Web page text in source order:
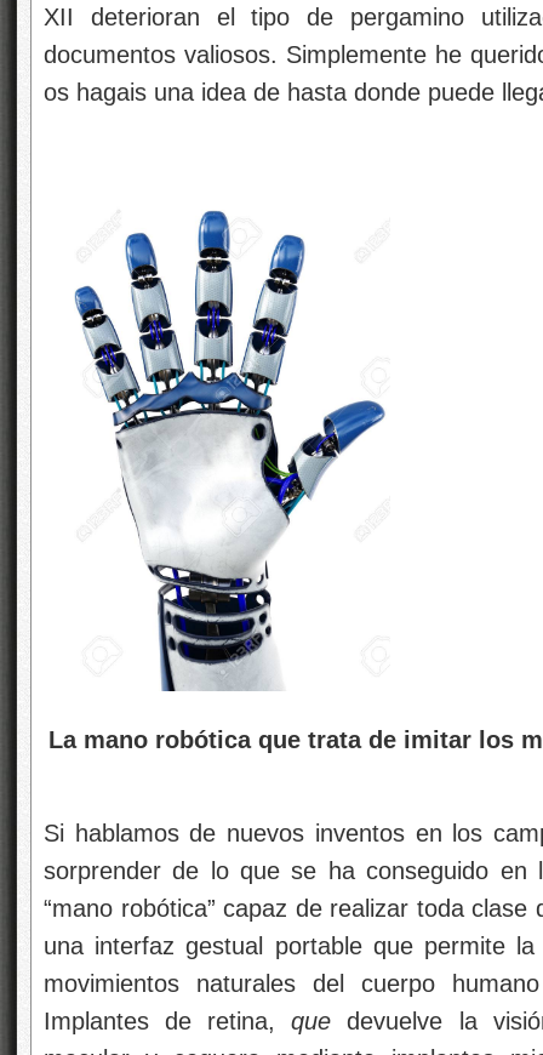
XII deterioran el tipo de pergamino
documentos valiosos. Simplemente he
os hagais una idea de hasta donde puede
La mano robótica que trata de imitar los
Si hablamos de nuevos inventos en los
sorprender de lo que se ha conseguido
“mano robótica” capaz de realizar toda clase
una interfaz gestual portable que permite
movimientos naturales del cuerpo
Implantes de retina,quedevuelve la